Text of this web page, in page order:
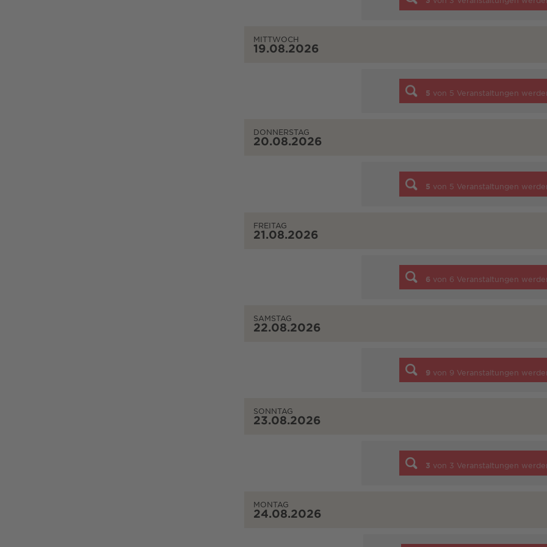
MITTWOCH
19.08.2026
5 von 5 Veranstaltungen
DONNERSTAG
20.08.2026
5 von 5 Veranstaltungen
FREITAG
21.08.2026
6 von 6 Veranstaltungen
SAMSTAG
22.08.2026
9 von 9 Veranstaltungen
SONNTAG
23.08.2026
3 von 3 Veranstaltungen
MONTAG
24.08.2026